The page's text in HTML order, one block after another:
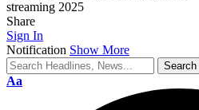
streaming 2025
Share
Sign In
Notification Show More
Font
Aa